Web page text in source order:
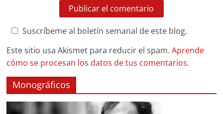
Suscríbeme al boletín semanal de este blog.
Este sitio usa Akismet para reducir el spam.Aprende
cómo se procesan los datos de tus comentarios.
Monográficos